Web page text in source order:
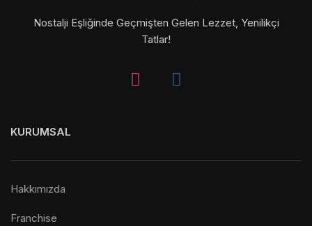
Nostalji Eşliğinde Geçmişten Gelen Lezzet, Yenilikçi
Tatlar!
KURUMSAL
Hakkımızda
Franchise